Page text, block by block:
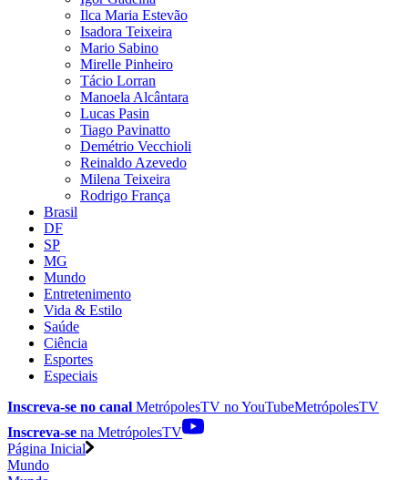
Ilca Maria Estevão
Isadora Teixeira
Mario Sabino
Mirelle Pinheiro
Tácio Lorran
Manoela Alcântara
Lucas Pasin
Tiago Pavinatto
Demétrio Vecchioli
Reinaldo Azevedo
Milena Teixeira
Rodrigo França
Brasil
DF
SP
MG
Mundo
Entretenimento
Vida & Estilo
Saúde
Ciência
Esportes
Especiais
Inscreva-se no canal MetrópolesTV noYouTubeMetrópolesTV
Inscreva-se na MetrópolesTV
Página Inicial
Mundo